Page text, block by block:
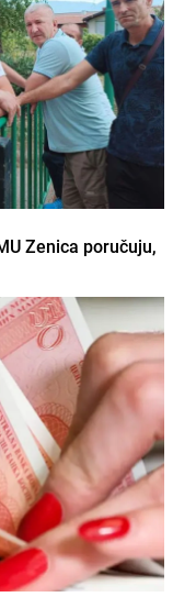
Zenica poručuju,